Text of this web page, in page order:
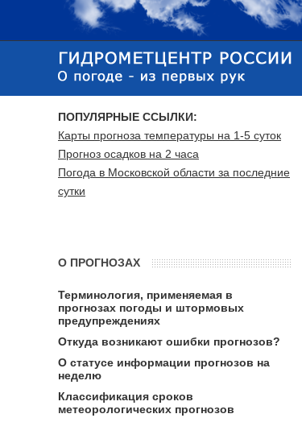
ПОПУЛЯРНЫЕ ССЫЛКИ:
Карты прогноза температуры на 1-5 суток
Прогноз осадков на 2 часа
Погода в Московской области за последние
сутки
О ПРОГНОЗАХ
Терминология, применяемая в
прогнозах погоды и штормовых
предупреждениях
Откуда возникают ошибки прогнозов?
О статусе информации прогнозов на
неделю
Классификация сроков
метеорологических прогнозов